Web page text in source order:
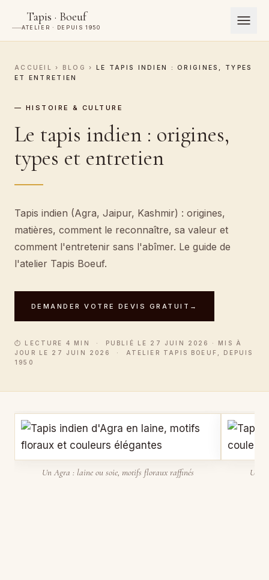
Tapis · Boeuf
ATELIER · DEPUIS 1950
ACCUEIL › BLOG ›
LE TAPIS INDIEN : ORIGINES, TYPES
ET ENTRETIEN
— HISTOIRE & CULTURE
Le tapis indien : origines,
types et entretien
Tapis indien (Agra, Jaipur, Kashmir) : origines,
matières, comment le reconnaître, sa valeur et
comment l'entretenir sans l'abîmer. Le guide de
l'atelier Tapis Boeuf.
DEMANDER VOTRE DEVIS GRATUIT →
⏱ LECTURE 4 MIN · PUBLIÉ LE 27 JUIN 2026 · MIS À
JOUR LE 27 JUIN 2026 · ATELIER TAPIS BOEUF, DEPUIS
1950
Un Agra : laine ou soie, motifs floraux raffinés Un